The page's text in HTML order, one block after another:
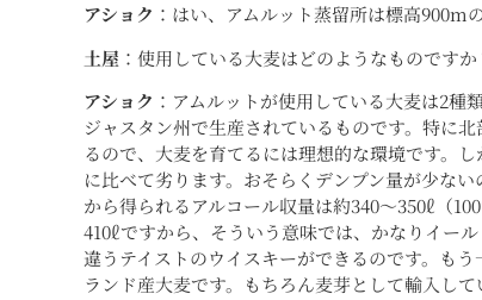
アショク ：はい、アムルット蒸留所は標高900m
土屋 ：使用している大麦はどのようなものですか
アショク ：アムルットが使用している大麦は2種
ジャスタン州で生産されているものです。特に
るので、大麦を育てるには理想的な環境です。
に比べて劣ります。おそらくデンプン量が少な
から得られるアルコール収量は約340～350ℓ（
410ℓですから、そういう意味では、かなりイー
違うテイストのウイスキーができるのです。も
ランド産大麦です。もちろん麦芽として輸入して